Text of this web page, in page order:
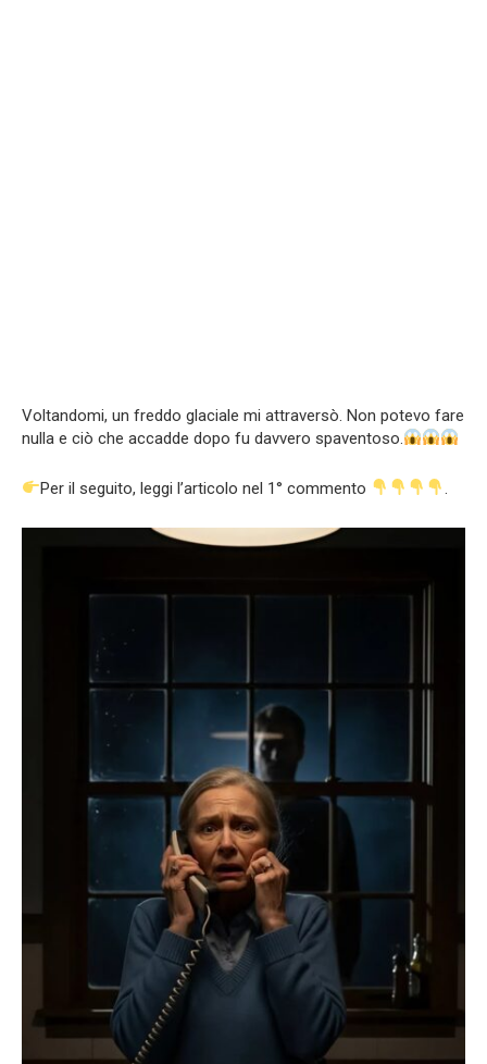
Voltandomi, un freddo glaciale mi attraversò. Non potevo fare
nulla e ciò che accadde dopo fu davvero spaventoso.
Per il seguito, leggi l’articolo nel 1° commento